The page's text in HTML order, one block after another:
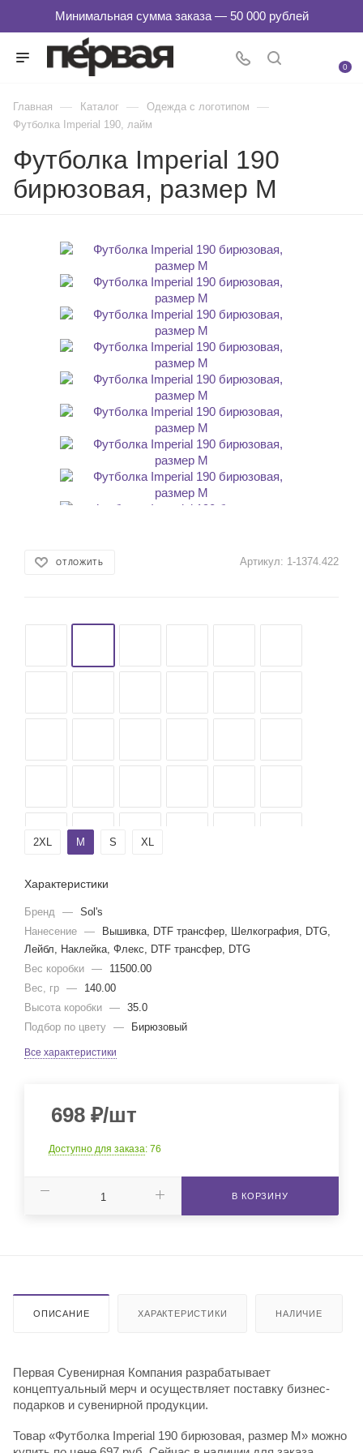
0
Главная — Каталог — Одежда с логотипом —
Футболка Imperial 190, лайм
Футболка Imperial 190
бирюзовая, размер M
ОТЛОЖИТЬ Артикул: 1-1374.422
2XL M S XL
Характеристики
Бренд — Sol's
Нанесение —
Вышивка, DTF трансфер, Шелкография, DTG,
Лейбл, Наклейка, Флекс, DTF трансфер, DTG
Вес коробки —
11500.00
Вес, гр —
140.00
Высота коробки — 35.0
Подбор по цвету — Бирюзовый
Все характеристики
698 ₽/шт
Доступно для заказа: 76
В КОРЗИНУ
ОПИСАНИЕ ХАРАКТЕРИСТИКИ НАЛИЧИЕ
Первая Сувенирная Компания разрабатывает
концептуальный мерч и осуществляет поставку бизнес-
подарков и сувенирной продукции.
Товар «Футболка Imperial 190 бирюзовая, размер M» можно